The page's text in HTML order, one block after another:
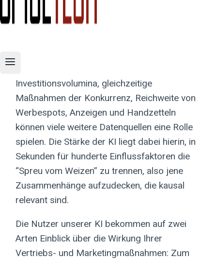
Marketingmaßnahmen möglich werden.
Investitionsvolumina, gleichzeitige
Maßnahmen der Konkurrenz, Reichweite von
Werbespots, Anzeigen und Handzetteln
können viele weitere Datenquellen eine Rolle
spielen. Die Stärke der KI liegt dabei hierin, in
Sekunden für hunderte Einflussfaktoren die
“Spreu vom Weizen” zu trennen, also jene
Zusammenhänge aufzudecken, die kausal
relevant sind.
Die Nutzer unserer KI bekommen auf zwei
Arten Einblick über die Wirkung Ihrer
Vertriebs- und Marketingmaßnahmen: Zum